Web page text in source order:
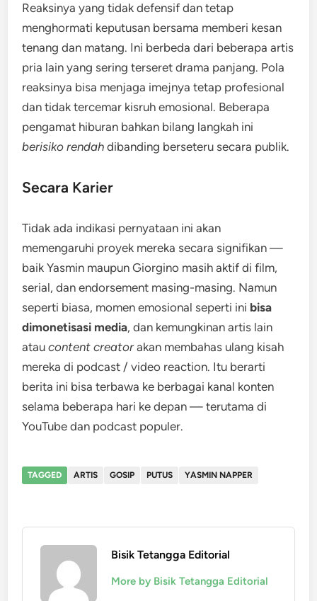
Reaksinya yang tidak defensif dan tetap
menghormati keputusan bersama memberi kesan
tenang dan matang. Ini berbeda dari beberapa artis
pria lain yang sering terseret drama panjang. Pola
reaksinya bisa menjaga imejnya tetap profesional
dan tidak tercemar kisruh emosional. Beberapa
pengamat hiburan bahkan bilang langkah ini
berisiko rendah dibanding berseteru secara publik.
Secara Karier
Tidak ada indikasi pernyataan ini akan
memengaruhi proyek mereka secara signifikan —
baik Yasmin maupun Giorgino masih aktif di film,
serial, dan endorsement masing-masing. Namun
seperti biasa, momen emosional seperti ini bisa
dimonetisasi media, dan kemungkinan artis lain
ataucontent creator akan membahas ulang kisah
mereka di podcast / video reaction. Itu berarti
berita ini bisa terbawa ke berbagai kanal konten
selama beberapa hari ke depan — terutama di
YouTube dan podcast populer.
TAGGED ARTIS GOSIP PUTUS YASMIN NAPPER
Bisik Tetangga Editorial
More by Bisik Tetangga Editorial